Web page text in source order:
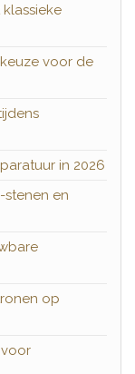
voor de
in 2026
stenen en
op